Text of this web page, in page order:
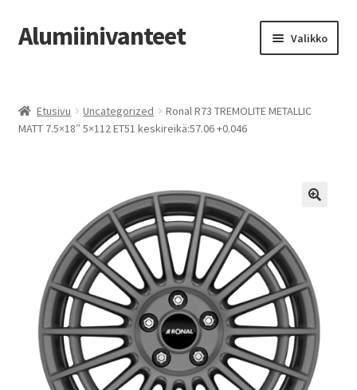
Siirry
navigointiin
Siirry
sisältöön
Alumiinivanteet Valikko
Kauppa
Vanteiden osto-opas
Auton renkaat
Yhteystiedot
Etusivu Uncategorized
Ronal R73 TREMOLITE METALLIC
MATT 7.5×18″ 5×112 ET51 keskireikä:57.06 +0.046